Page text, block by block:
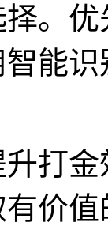
。
能
打
价